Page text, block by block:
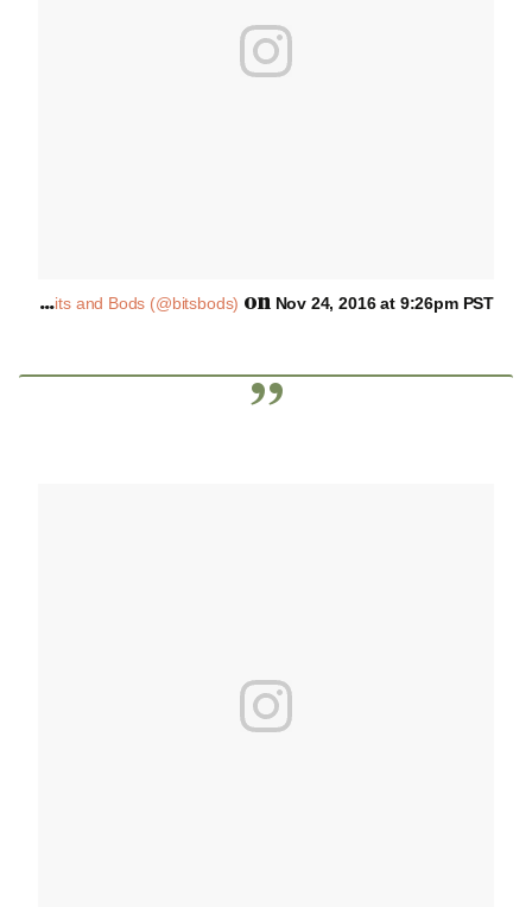
A
post shared by Bits and Bods (@bitsbods) on Nov 24, 2016 at 9:26pm PST